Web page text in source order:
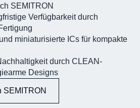
SEMITRON
Verfügbarkeit durch
miniaturisierte ICs für kompakte
durch CLEAN-
Designs
SEMITRON